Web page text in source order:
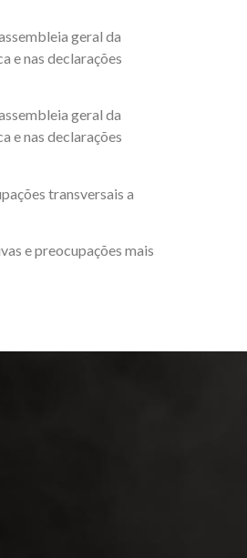
geral da
e nas declarações
geral da
e nas declarações
transversais a
e preocupações mais